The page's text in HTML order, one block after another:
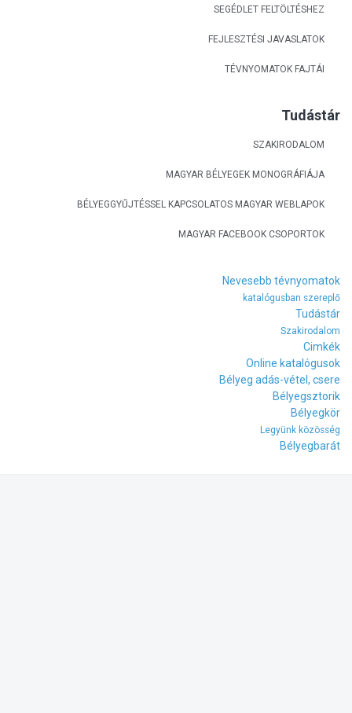
SEGÉDLET FELTÖLTÉSHEZ
FEJLESZTÉSI JAVASLATOK
TÉVNYOMATOK FAJTÁI
Tudástár
SZAKIRODALOM
MAGYAR BÉLYEGEK MONOGRÁFIÁJA
BÉLYEGGYŰJTÉSSEL KAPCSOLATOS MAGYAR WEBLAPOK
MAGYAR FACEBOOK CSOPORTOK
Nevesebb tévnyomatok
katalógusban szereplő
Tudástár
Szakirodalom
Cimkék
Online katalógusok
Bélyeg adás-vétel, csere
Bélyegsztorik
Bélyegkör
Legyünk közösség
Bélyegbarát